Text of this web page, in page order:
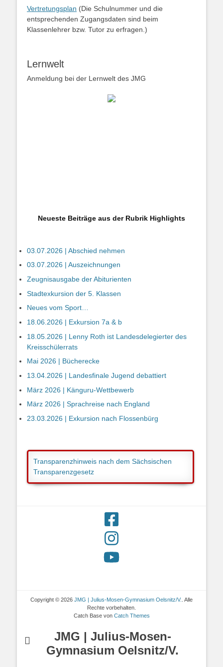
JMG | Julius-Mosen-
Gymnasium Oelsnitz/V.
Vertretungsplan (Die Schulnummer und die
entsprechenden Zugangsdaten sind beim
Klassenlehrer bzw. Tutor zu erfragen.)
Lernwelt
Anmeldung bei der Lernwelt des JMG
Neueste Beiträge aus der Rubrik Highlights
03.07.2026 | Abschied nehmen
03.07.2026 | Auszeichnungen
Zeugnisausgabe der Abiturienten
Stadtexkursion der 5. Klassen
Neues vom Sport…
18.06.2026 | Exkursion 7a & b
18.05.2026 | Lenny Roth ist Landesdelegierter des
Kreisschülerrats
Mai 2026 | Bücherecke
13.04.2026 | Landesfinale Jugend debattiert
März 2026 | Känguru-Wettbewerb
März 2026 | Sprachreise nach England
23.03.2026 | Exkursion nach Flossenbürg
Transparenzhinweis nach dem Sächsischen
Transparenzgesetz
Copyright © 2026 JMG | Julius-Mosen-Gymnasium Oelsnitz/V. . Alle
Rechte vorbehalten.
Catch Base von Catch Themes